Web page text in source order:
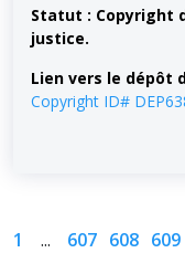
Statut : Copyright
justice.
Lien vers le dépôt
Copyright ID#
1 ... 607 608 609